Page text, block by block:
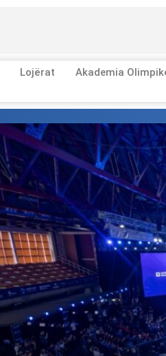
Lojërat Akademia